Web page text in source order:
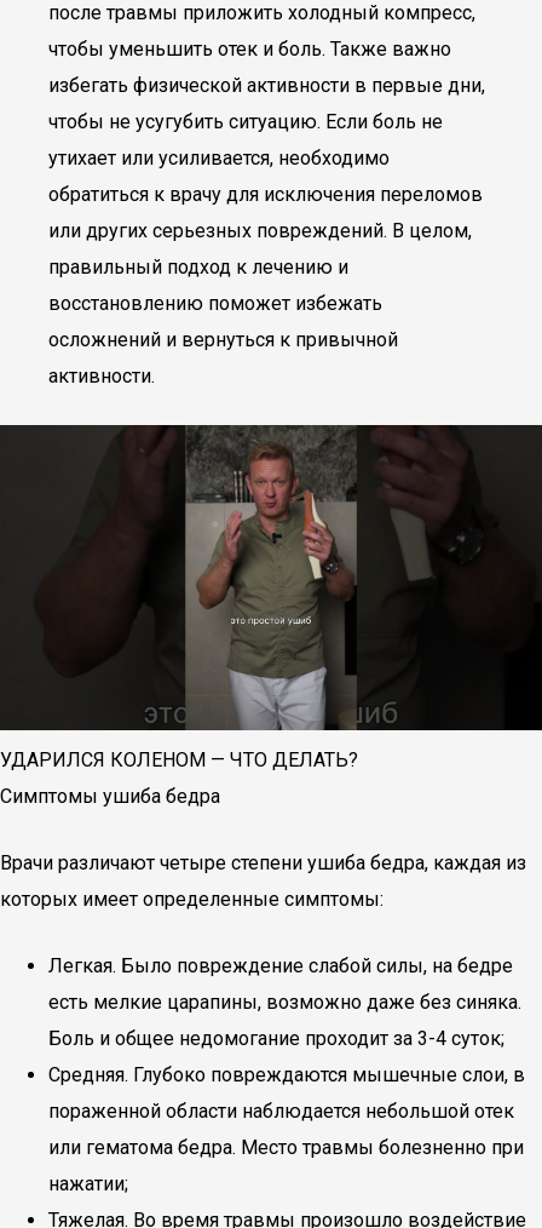
после травмы приложить холодный компресс,
чтобы уменьшить отек и боль. Также важно
избегать физической активности в первые дни,
чтобы не усугубить ситуацию. Если боль не
утихает или усиливается, необходимо
обратиться к врачу для исключения переломов
или других серьезных повреждений. В целом,
правильный подход к лечению и
восстановлению поможет избежать
осложнений и вернуться к привычной
активности.
УДАРИЛСЯ КОЛЕНОМ — ЧТО ДЕЛАТЬ?
Симптомы ушиба бедра
Врачи различают четыре степени ушиба бедра, каждая из
которых имеет определенные симптомы:
Легкая. Было повреждение слабой силы, на бедре
есть мелкие царапины, возможно даже без синяка.
Боль и общее недомогание проходит за 3-4 суток;
Средняя. Глубоко повреждаются мышечные слои, в
пораженной области наблюдается небольшой отек
или гематома бедра. Место травмы болезненно при
нажатии;
Тяжелая. Во время травмы произошло воздействие